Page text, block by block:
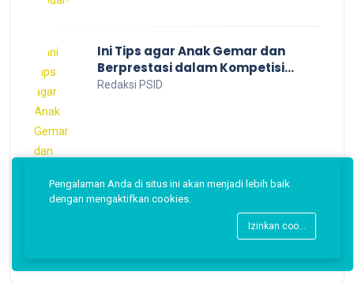
Ini Tips agar Anak Gemar dan
Berprestasi dalam Kompetisi
Bahasa Inggris
Redaksi PSID
Pengalaman Anda di situs ini akan menjadi lebih baik
dengan mengaktifkan cookies.
Izinkan cookies